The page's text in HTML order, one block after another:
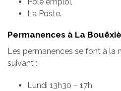
La Poste.
Permanences à La
Les permanences se font à la
suivant :
Lundi 13h30 – 17h